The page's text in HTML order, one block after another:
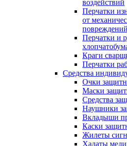
воздействий
Перчатки
от
повреждений
Перчатки и
Краги
Перчатки
Средства
Очки
Маски
Средства
Наушники
Вкладыши
Каски
Жилеты
Халаты